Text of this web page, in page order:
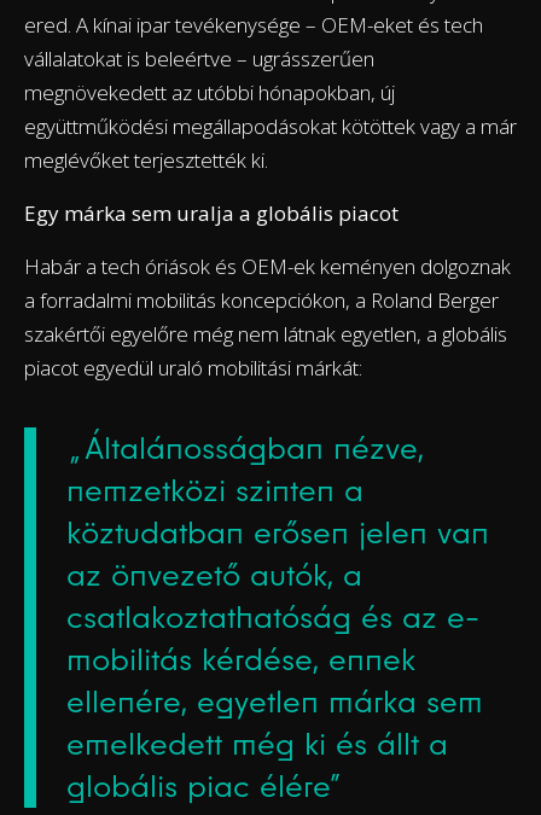
ered. A kínai ipar tevékenysége – OEM-eket és tech
vállalatokat is beleértve – ugrásszerűen
megnövekedett az utóbbi hónapokban, új
együttműködési megállapodásokat kötöttek vagy a már
meglévőket terjesztették ki.
Egy márka sem uralja a globális piacot
Habár a tech óriások és OEM-ek keményen dolgoznak
a forradalmi mobilitás koncepciókon, a Roland Berger
szakértői egyelőre még nem látnak egyetlen, a globális
piacot egyedül uraló mobilitási márkát:
„Általánosságban nézve,
nemzetközi szinten a
köztudatban erősen jelen van
az önvezető autók, a
csatlakoztathatóság és az e-
mobilitás kérdése, ennek
ellenére, egyetlen márka sem
emelkedett még ki és állt a
globális piac élére”